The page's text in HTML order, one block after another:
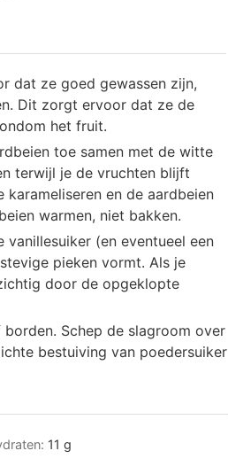
dat ze goed gewassen zijn,
Dit zorgt ervoor dat ze de
het fruit.
toe samen met de witte
terwijl je de vruchten blijft
en de aardbeien
warmen, niet bakken.
(en eventueel een
pieken vormt. Als je
door de opgeklopte
Schep de slagroom over
bestuiving van poedersuiker
11 g